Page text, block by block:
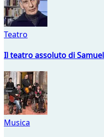
Teatro
Il teatro assoluto di
Musica